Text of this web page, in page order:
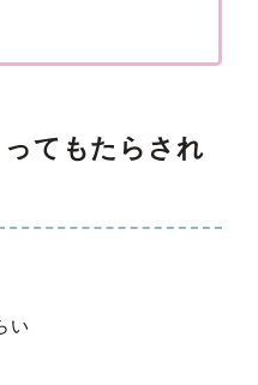
てもたらされ
い